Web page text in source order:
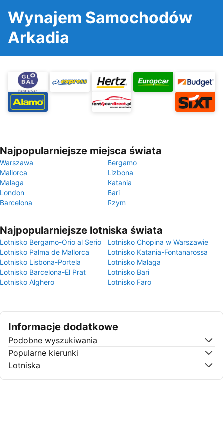
Wynajem Samochodów
Arkadia
Najpopularniejsze miejsca świata
Warszawa
Bergamo
Mallorca
Lizbona
Malaga
Katania
London
Bari
Barcelona
Rzym
Najpopularniejsze lotniska świata
Lotnisko Bergamo-Orio al Serio
Lotnisko Chopina w Warszawie
Lotnisko Palma de Mallorca
Lotnisko Katania-Fontanarossa
Lotnisko Lisbona-Portela
Lotnisko Malaga
Lotnisko Barcelona-El Prat
Lotnisko Bari
Lotnisko Alghero
Lotnisko Faro
Informacje dodatkowe
Podobne wyszukiwania
Popularne kierunki
Lotniska